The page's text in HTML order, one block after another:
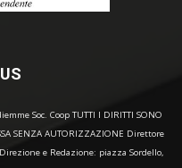
Soc. Coop TUTTI I DIRITTI SONO
SENZA AUTORIZZAZIONE Direttore
e Redazione: piazza Sordello,